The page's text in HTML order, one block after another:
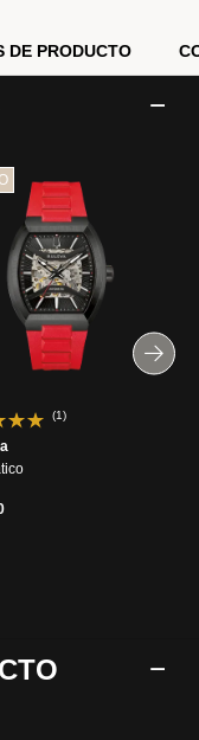
DE PRODUCTO
(1)